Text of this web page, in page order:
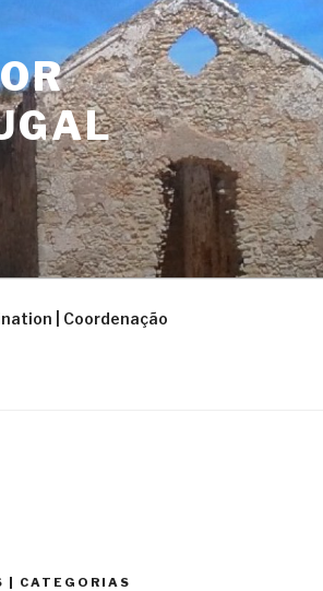
| Coordenação
| CATEGORIAS